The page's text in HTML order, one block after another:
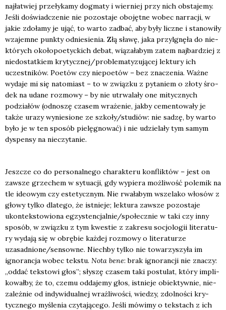
naj­ła­twiej prze­ły­ka­my dogma­ty i wier­niej przy nich obsta­je­my.
Jeśli doświad­cze­nie nie pozo­sta­je obo­jęt­ne wobec nar­ra­cji, w
jakie zdo­ła­my je ująć, to war­to zadbać, aby były licz­ne i sta­no­wi­ły
wza­jem­ne punk­ty odnie­sie­nia. Złą sła­wę, jaka przy­lgnę­ła do nie­
któ­rych oko­ło­po­etyc­kich debat, wią­za­ła­bym zatem naj­bar­dziej z
nie­do­stat­kiem krytycznej/problematyzującej lek­tu­ry ich
uczest­ni­ków. Poetów czy nie­po­etów – bez zna­cze­nia. Waż­ne
wyda­je mi się nato­miast – to w związ­ku z pyta­niem o zło­ty śro­
dek na uda­ne roz­mo­wy – by nie utrwa­la­ły one mitycz­nych
podzia­łów (odno­szę cza­sem wra­że­nie, jak­by cemen­to­wa­ły je
tak­że ura­zy wynie­sio­ne ze szkoły/studiów: nie sadzę, by war­to
było je w ten spo­sób pie­lę­gno­wać) i nie udzie­la­ły tym samym
dys­pen­sy na nie­czy­ta­nie.
Jesz­cze co do per­so­nal­ne­go cha­rak­te­ru kon­flik­tów – jest on
zawsze grze­chem w sytu­acji, gdy wypie­ra moż­li­wość pole­mik na
tle ide­owym czy este­tycz­nym. Nie rwa­ła­bym wsze­la­ko wło­sów z
gło­wy tyl­ko dla­te­go, że ist­nie­je; lek­tu­ra zawsze pozo­sta­je
ukon­tek­sto­wio­na egzystencjalnie/społecznie w taki czy inny
spo­sób, w związ­ku z tym kwe­stie z zakre­su socjo­lo­gii lite­ra­tu­
ry wyda­ją się w obrę­bie każ­dej roz­mo­wy o lite­ra­tu­rze
uzasadnione/sensowne. Niech­by tyl­ko nie towa­rzy­szy­ła im
igno­ran­cja wobec tek­stu. Nota bene: brak igno­ran­cji nie zna­czy:
„oddać tek­sto­wi głos”; sły­szę cza­sem taki postu­lat, któ­ry impli­
ko­wał­by, że to, cze­mu odda­je­my głos, ist­nie­je obiek­tyw­nie, nie­
za­leż­nie od indy­wi­du­al­nej wraż­li­wo­ści, wie­dzy, zdol­no­ści kry­
tycz­ne­go myśle­nia czy­ta­ją­ce­go. Jeśli mówi­my o tek­stach z ich